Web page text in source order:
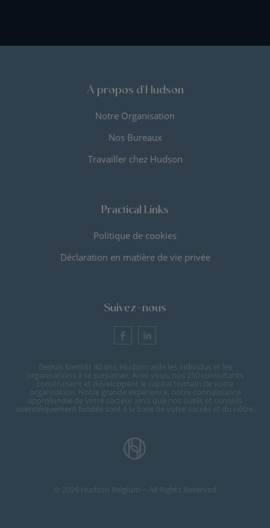
A propos d'Hudson
Notre Organisation
Nos Bureaux
Travailler chez Hudson
Practical Links
Politique de cookies
Déclaration en matière de vie privée
Suivez-nous
Depuis bientôt 40 ans, Hudson aide les individus et les
organisations à se surpasser. Avec vous, nos 250 consultants
construisent et développent le capital humain de votre
organisation. Notre grande expérience, notre connaissance
approfondie de votre secteur ainsi que nos outils et conseils
scientifiquement fondés sont à la base de votre succès et du nôtre.
© 2026 Hudson Belgium -- All Rights Reserved